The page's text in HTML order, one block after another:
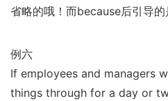
省略的哦！而because后引导
例六
If employees and managers
things through for a day or